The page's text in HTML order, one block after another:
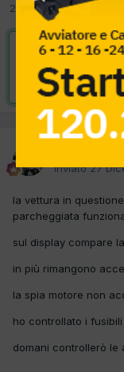
27 Dicembre 2018
Inviato27
la vettura in
parcheggiata
sul display compare
in più rimangono
la spia motore non
ho controllato i
domani controllerò le